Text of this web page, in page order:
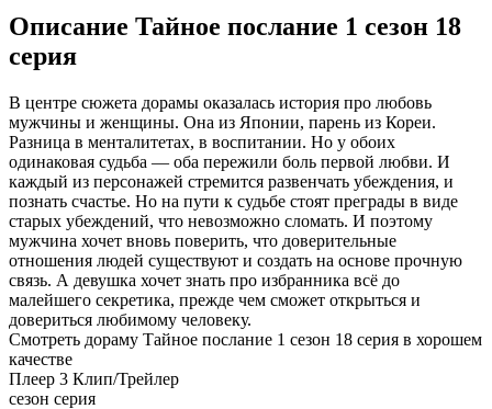
Описание Тайное послание 1 сезон 18
серия
В центре сюжета дорамы оказалась история про любовь
мужчины и женщины. Она из Японии, парень из Кореи.
Разница в менталитетах, в воспитании. Но у обоих
одинаковая судьба — оба пережили боль первой любви. И
каждый из персонажей стремится развенчать убеждения, и
познать счастье. Но на пути к судьбе стоят преграды в виде
старых убеждений, что невозможно сломать. И поэтому
мужчина хочет вновь поверить, что доверительные
отношения людей существуют и создать на основе прочную
связь. А девушка хочет знать про избранника всё до
малейшего секретика, прежде чем сможет открыться и
довериться любимому человеку.
Смотреть дораму Тайное послание 1 сезон 18 серия в хорошем
качестве
Плеер 3 Клип/Трейлер
сезон серия